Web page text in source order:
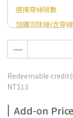
選擇穿線磅數
加購羽球線(含穿
Redeemable
NT$13
Add-on